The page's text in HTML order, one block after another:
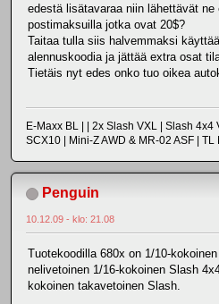
edestä lisätavaraa niin lähettävät
postimaksuilla jotka ovat 20$?
Taitaa tulla siis halvemmaksi
alennuskoodia ja jättää extra osat
Tietäis nyt edes onko tuo oikea
E-Maxx BL | | 2x Slash VXL | Slash 4x4
SCX10 | Mini-Z AWD & MR-02 ASF | TL
Penguin
10.12.09 - klo: 21.08
Tuotekoodilla 680x on 1/10-
nelivetoinen 1/16-kokoinen Slash
kokoinen takavetoinen Slash.